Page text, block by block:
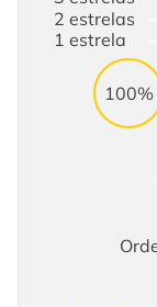
2estrelas
1estrela
100%